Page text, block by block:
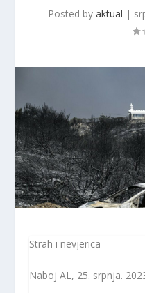
Posted by aktual |
Strah i nevjerica
NabojAL, 25. srpnja.